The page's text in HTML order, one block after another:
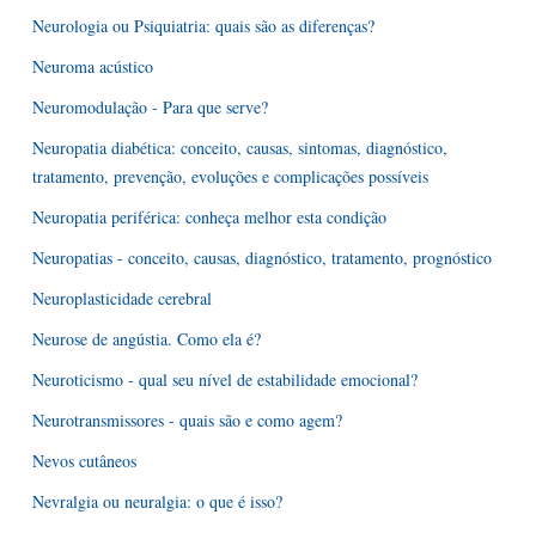
Neurologia ou Psiquiatria: quais são as diferenças?
Neuroma acústico
Neuromodulação - Para que serve?
Neuropatia diabética: conceito, causas, sintomas, diagnóstico,
tratamento, prevenção, evoluções e complicações possíveis
Neuropatia periférica: conheça melhor esta condição
Neuropatias - conceito, causas, diagnóstico, tratamento, prognóstico
Neuroplasticidade cerebral
Neurose de angústia. Como ela é?
Neuroticismo - qual seu nível de estabilidade emocional?
Neurotransmissores - quais são e como agem?
Nevos cutâneos
Nevralgia ou neuralgia: o que é isso?